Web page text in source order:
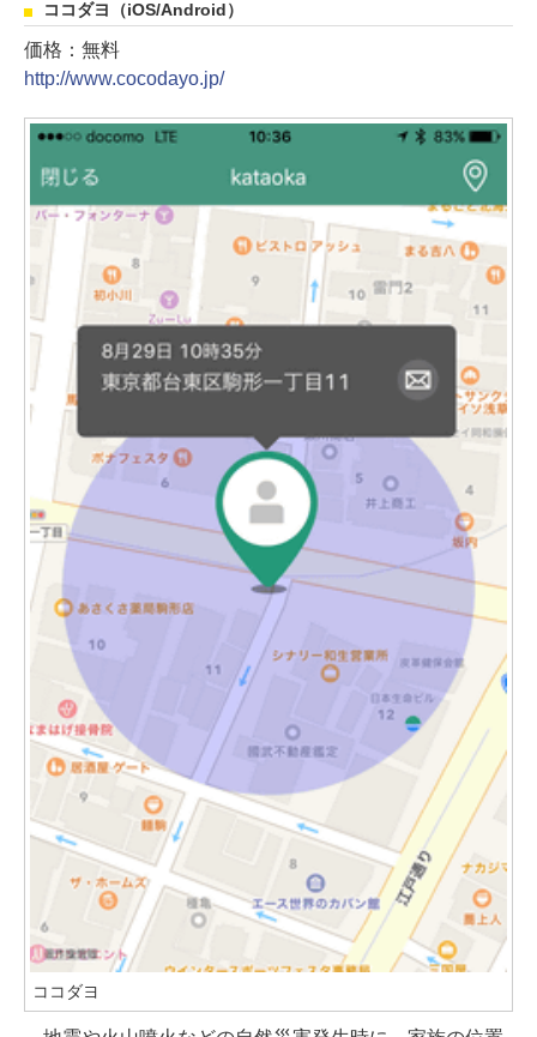
ココダヨ（iOS/Android）
価格：無料
http://www.cocodayo.jp/
ココダヨ